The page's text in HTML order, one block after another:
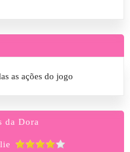
as ações do jogo
da Dora